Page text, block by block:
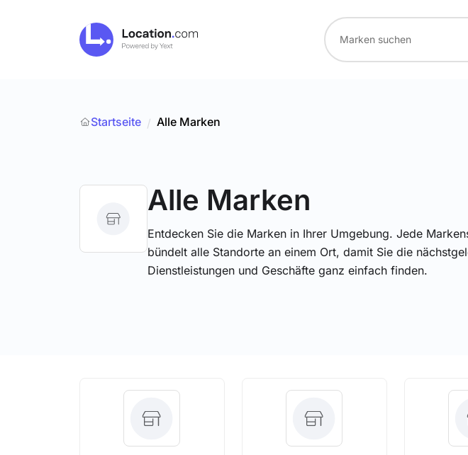
Startseite / Alle Marken
Alle Marken
Entdecken Sie die Marken in Ihrer Umgebung. Jede
bündelt alle Standorte an einem Ort, damit Sie die
Dienstleistungen und Geschäfte ganz einfach finden.